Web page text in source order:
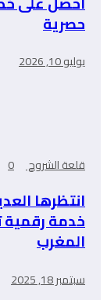
حصرية
يوليو 10, 2026
قلعة الشروح 0
انتظرها
خدمة رقمية
المغرب
سبتمبر 18, 2025